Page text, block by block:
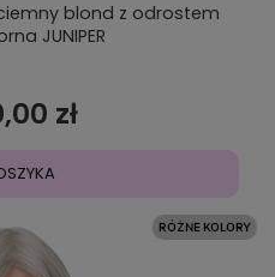
blond z odrostem
JUNIPER
zł